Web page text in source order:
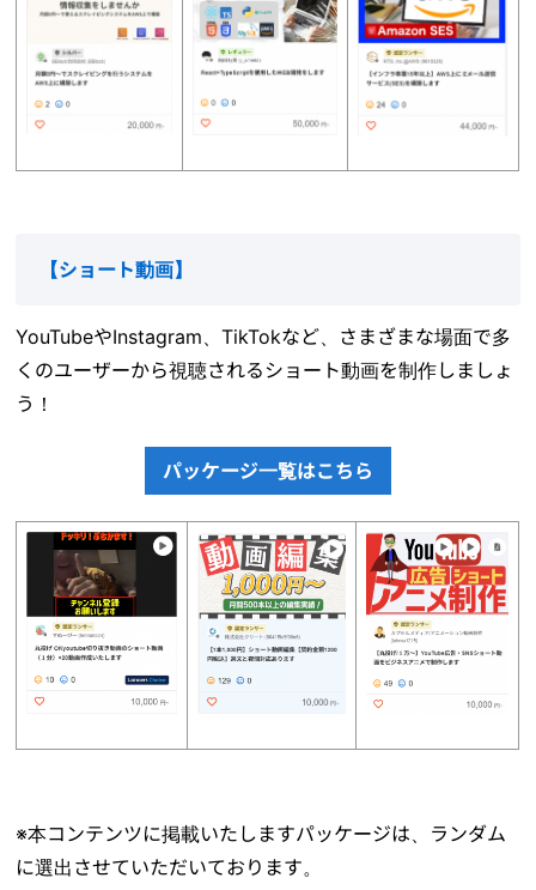
【ショート動画】
YouTubeやInstagram、TikTokなど、さまざまな場面で多
くのユーザーから視聴されるショート動画を制作しましょ
う！
パッケージ一覧はこちら
※本コンテンツに掲載いたしますパッケージは、ランダム
に選出させていただいております。